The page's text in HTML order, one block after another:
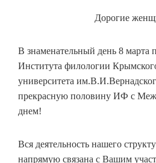
Дорогие
В знаменательный день 8 марта
Института филологии
университета
прекрасную половину ИФ с
днем!
Вся деятельность нашего
напрямую связана с Вашим